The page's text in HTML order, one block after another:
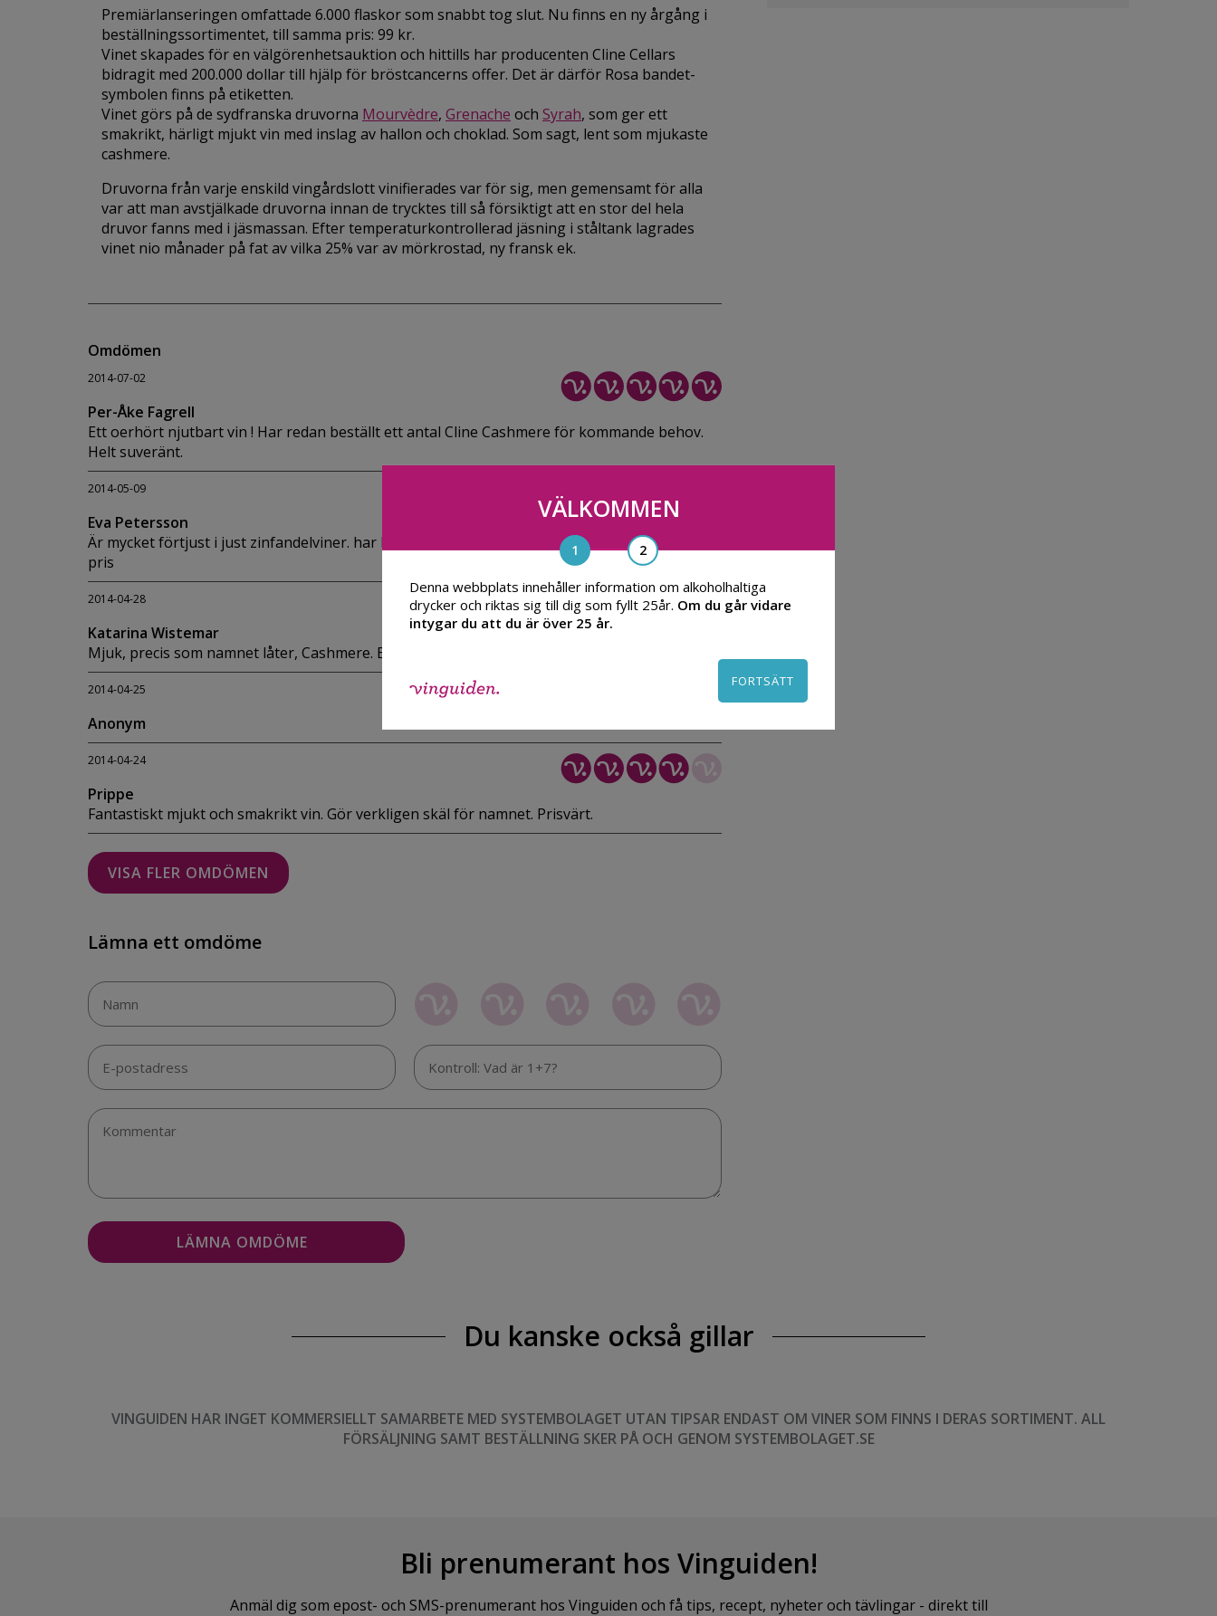
Premiärlanseringen omfattade 6.000 flaskor som snabbt tog slut. Nu finns en ny årgång i
beställningssortimentet, till samma pris: 99 kr.
Vinet skapades för en välgörenhetsauktion och hittills har producenten Cline Cellars
bidragit med 200.000 dollar till hjälp för bröstcancerns offer. Det är därför Rosa bandet-
symbolen finns på etiketten.
Vinet görs på de sydfranska druvorna Mourvèdre, Grenache och Syrah, som ger ett
smakrikt, härligt mjukt vin med inslag av hallon och choklad. Som sagt, lent som mjukaste
cashmere.
Druvorna från varje enskild vingårdslott vinifierades var för sig, men gemensamt för alla
var att man avstjälkade druvorna innan de trycktes till så försiktigt att en stor del hela
druvor fanns med i jäsmassan. Efter temperaturkontrollerad jäsning i ståltank lagrades
vinet nio månader på fat av vilka 25% var av mörkrostad, ny fransk ek.
Omdömen
2014-07-02
Per-Åke Fagrell
Ett oerhört njutbart vin ! Har redan beställt ett antal Cline Cashmere för kommande behov.
Helt suveränt.
2014-05-09
Eva Petersson
Är mycket förtjust i just zinfandelviner. har beställt detta tidigare, mycket bra vin till ett bra
pris
2014-04-28
Katarina Wistemar
Mjuk, precis som namnet låter, Cashmere. Ett vin jag kommer att köpa mer av!
2014-04-25
Anonym
2014-04-24
Prippe
Fantastiskt mjukt och smakrikt vin. Gör verkligen skäl för namnet. Prisvärt.
VISA FLER OMDÖMEN
Lämna ett omdöme
Du kanske också gillar
VINGUIDEN HAR INGET KOMMERSIELLT SAMARBETE MED SYSTEMBOLAGET UTAN TIPSAR ENDAST OM VINER SOM FINNS I DERAS SORTIMENT. ALL
FÖRSÄLJNING SAMT BESTÄLLNING SKER PÅ OCH GENOM SYSTEMBOLAGET.SE
Bli prenumerant hos Vinguiden!
Anmäl dig som epost- och SMS-prenumerant hos Vinguiden och få tips, recept, nyheter och tävlingar - direkt till
VÄLKOMMEN
Denna webbplats innehåller information om alkoholhaltiga
drycker och riktas sig till dig som fyllt 25år. Om du går vidare
intygar du att du är över 25 år.
FORTSÄTT